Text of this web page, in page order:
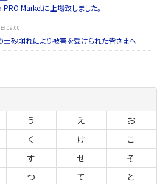
Marketに上場致しました。
09:00
砂崩れにより被害を受けられた皆さまへ
う え
お
く け
こ
す せ
そ
つ て
と